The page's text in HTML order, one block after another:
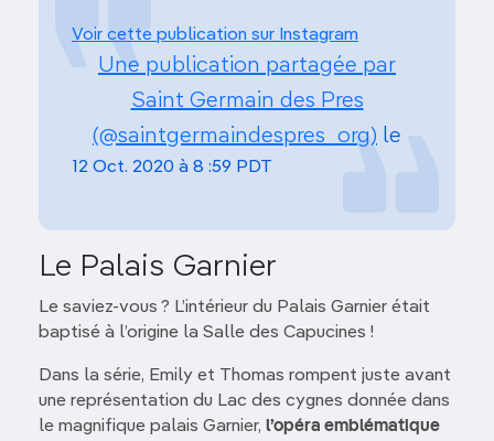
Voir cette publication sur Instagram
Une publication partagée par
Saint Germain des Pres
(@saintgermaindespres_org) le
12 Oct. 2020 à 8 :59 PDT
Le Palais Garnier
Le saviez-vous ? L’intérieur du Palais Garnier était
baptisé à l’origine la Salle des Capucines !
Dans la série, Emily et Thomas rompent juste avant
une représentation du Lac des cygnes donnée dans
le magnifique palais Garnier, l’opéra emblématique